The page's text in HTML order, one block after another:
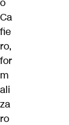
Ca
fie
ro,
for
m
ali
za
ro